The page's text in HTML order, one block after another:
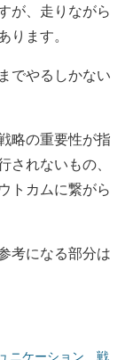
が、走りながら
ます。
でやるしかない
略の重要性が指
れないもの、
トカムに繋がら
考になる部分は
ニケーション 戦